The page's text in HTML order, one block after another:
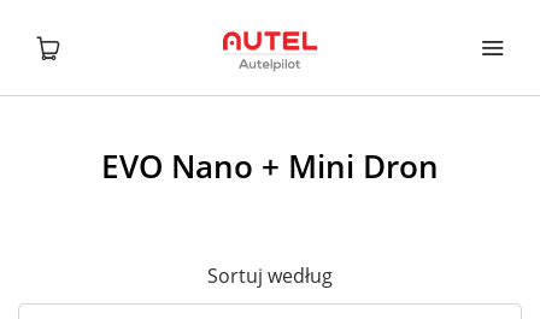
EVO Nano + Mini Dron
Sortuj według